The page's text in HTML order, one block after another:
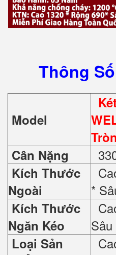
Thông
Model
Tròn
Cân Nặng
Kích Thước
Ngoài
*
Kích Thước
Ngăn Kéo
Loại Sản